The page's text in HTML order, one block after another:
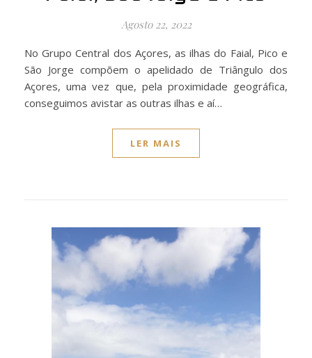
Agosto 22, 2022
No Grupo Central dos Açores, as ilhas do Faial, Pico e
São Jorge compõem o apelidado de Triângulo dos
Açores, uma vez que, pela proximidade geográfica,
conseguimos avistar as outras ilhas e aí…
LER MAIS